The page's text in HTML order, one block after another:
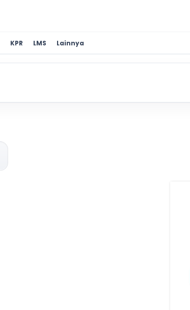
KPR LMS Lainnya